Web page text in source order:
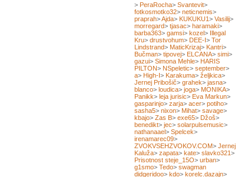
> PeraRocha> Svantevit>
fotkosmotko32> neticnemis>
praprah>Ajda> KUKUKU1> Vasilij>
morregard> tjasac> haramaki>
barba363> gamsi> kozel> Illegal
Kru> drustvohum> DEE-I> Tor
Lindstrand> MaticKrizaj> Kantri>
Bučman> tipovej> ELCANA> simi>
gazui> Simona Mehle> HARIS
PILTON> NSpeletic> september>
a> High-I> Karakuma> željkica>
Jernej Pribošič> grahek> jasna>
blanco> loudica> joga> MONIKA>
Panikk> leja jurisic> Eva Markun>
gasparinjo> zarja> acer> potiho>
sasha5> nixon> Mihat> savage>
kbajo> Zas B> exe65> Džoš>
benedikt> jec> solarpulsemusic>
nathanaael> Spelcek>
irenamarec09>
ZVOKVSEHZVOKOV.COM> Jernej
Kaluža> zapata> kate> slavko321>
Prisotnost steje_15O> urban>
g1smo> Tedo> swagman
didgeridoo> kdo> korelc.dazajn>